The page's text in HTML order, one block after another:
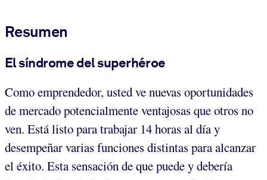
Resumen
El síndrome del superhéroe
Como emprendedor, usted ve nuevas oportunidades
de mercado potencialmente ventajosas que otros no
ven. Está listo para trabajar 14 horas al día y
desempeñar varias funciones distintas para alcanzar
el éxito. Esta sensación de que puede y debería